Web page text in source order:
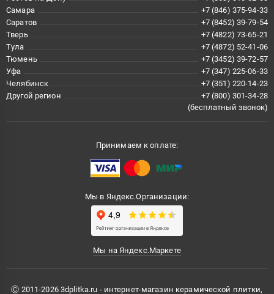
Самара
+7 (846) 375-94-33
Саратов
+7 (8452) 39-79-54
Тверь
+7 (4822) 73-65-21
Тула
+7 (4872) 52-41-06
Тюмень
+7 (3452) 39-72-57
Уфа
+7 (347) 225-06-33
Челябинск
+7 (351) 220-14-23
Другой регион
+7 (800) 301-34-28
(бесплатный звонок)
Принимаем к оплате:
Мы в Яндекс.Организации:
Мы на Яндекс.Маркете
Ⓒ 2011-2026 3dplitka.ru - интернет-магазин керамической плитки,